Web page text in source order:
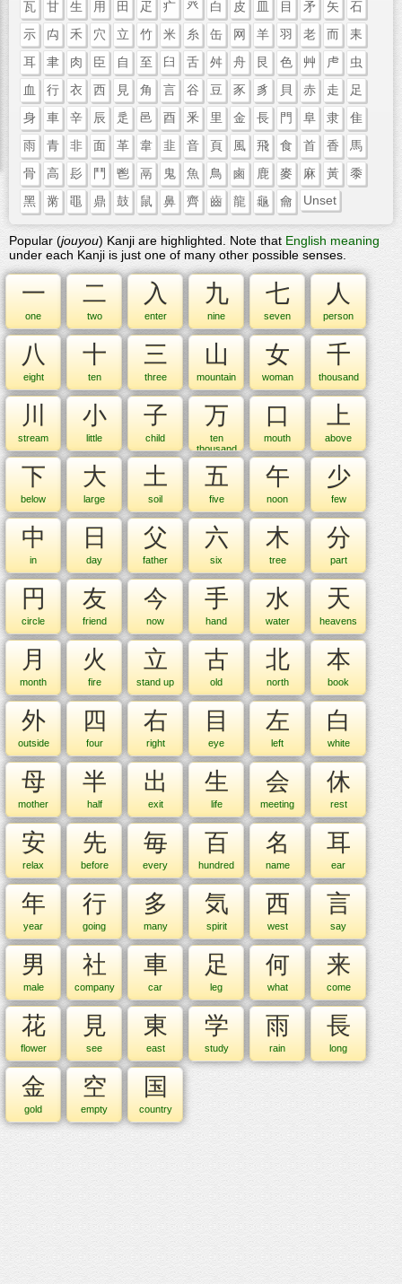
瓦
甘 生 用 田 疋 疒 癶 白 皮 皿 目 矛 矢
石
示
禸 禾 穴 立 竹 米 糸 缶 网 羊 羽 老 而
耒
耳
聿 肉 臣 自 至 臼 舌 舛 舟 艮 色 艸 虍
虫
血
行 衣 西 見 角 言 谷 豆 豕 豸 貝 赤 走
足
身
車 辛 辰 辵 邑 酉 釆 里 金 長 門 阜 隶
隹
雨
青 非 面 革 韋 韭 音 頁 風 飛 食 首 香
馬
骨
高 髟 鬥 鬯 鬲 鬼 魚 鳥 鹵 鹿 麥 麻 黃
黍
黑
黹 黽 鼎 鼓 鼠 鼻 齊 齒 龍 龜 龠 Unset
Popular (jouyou) Kanji are highlighted. Note that English meaning
under each Kanji is just one of many other possible senses.
一
one
二
two
入
enter
九
nine
七
seven
人
person
八
eight
十
ten
三
three
山
mountain
女
woman
千
thousand
川
stream
小
little
子
child
万
ten
thousand
口
mouth
上
above
下
below
大
large
土
soil
五
five
午
noon
少
few
中
in
日
day
父
father
六
six
木
tree
分
part
円
circle
友
friend
今
now
手
hand
水
water
天
heavens
月
month
火
fire
立
stand up
古
old
北
north
本
book
外
outside
四
four
右
right
目
eye
左
left
白
white
母
mother
半
half
出
exit
生
life
会
meeting
休
rest
安
relax
先
before
毎
every
百
hundred
名
name
耳
ear
年
year
行
going
多
many
気
spirit
西
west
言
say
男
male
社
company
車
car
足
leg
何
what
来
come
花
flower
見
see
東
east
学
study
雨
rain
長
long
金
gold
空
empty
国
country